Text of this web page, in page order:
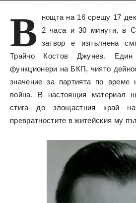
В
нощта на 16 срещу 17
2 часа и 30 минути, в
затвор е изпълнена
Трайчо Костов Джунев. Един
функционери на БКП, чиято
значение за партията по време
война. В настоящия материал
стига до злощастния край
превратностите в житейския му